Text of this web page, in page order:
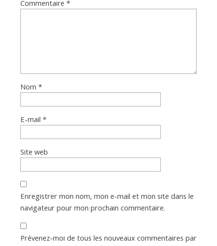
Commentaire *
Nom *
E-mail *
Site web
Enregistrer mon nom, mon e-mail et mon site dans le
navigateur pour mon prochain commentaire.
Prévenez-moi de tous les nouveaux commentaires par